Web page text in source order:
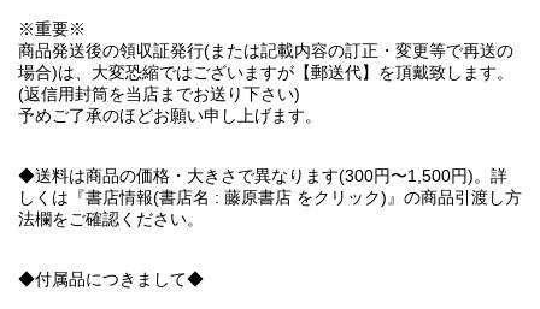
※重要※
商品発送後の領収証発行(または記載内容の訂正・変更等で再送の
場合)は、大変恐縮ではございますが【郵送代】を頂戴致します。
(返信用封筒を当店までお送り下さい)
予めご了承のほどお願い申し上げます。
◆送料は商品の価格・大きさで異なります(300円〜1,500円)。詳
しくは『書店情報(書店名 : 藤原書店 をクリック)』の商品引渡し方
法欄をご確認ください。
◆付属品につきまして◆